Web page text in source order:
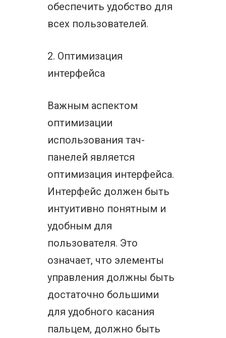
обеспечить удобство для
всех пользователей.
2. Оптимизация
интерфейса
Важным аспектом
оптимизации
использования тач-
панелей является
оптимизация интерфейса.
Интерфейс должен быть
интуитивно понятным и
удобным для
пользователя. Это
означает, что элементы
управления должны быть
достаточно большими
для удобного касания
пальцем, должно быть